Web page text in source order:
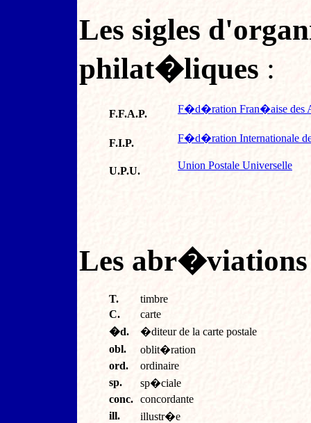
Les sigles
philat�liques :
F.F.A.P. F�d�ration Fran�aise des
F.I.P. F�d�ration Internationale
U.P.U. Union Postale Universelle
Les abr�viations
T.
timbre
C.
carte
�d.
�diteur de la carte postale
obl.
oblit�ration
ord.
ordinaire
sp.
sp�ciale
conc. concordante
ill.
illustr�e